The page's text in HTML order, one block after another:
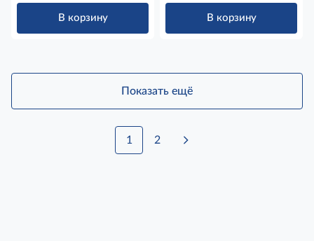
В корзину В корзину
Показать ещё
1 2